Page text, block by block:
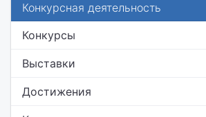
Конкурсная деятельность
Конкурсы
Выставки
Достижения